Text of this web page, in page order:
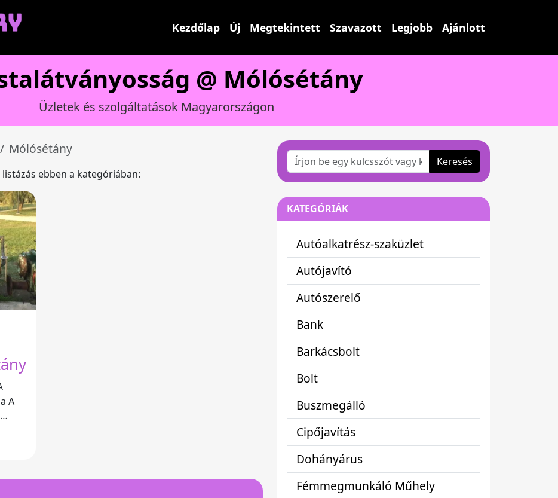
Kezdőlap Új Megtekintett Szavazott Legjobb Ajánlott
@ Mólósétány
Üzletek és szolgáltatások Magyarországon
Mólósétány
listázás ebben a kategóriában:
Keresés
KATEGÓRIÁK
Autóalkatrész-szaküzlet
Autójavító
Autószerelő
Bank
Barkácsbolt
Bolt
Buszmegálló
Cipőjavítás
Dohányárus
Fémmegmunkáló Műhely